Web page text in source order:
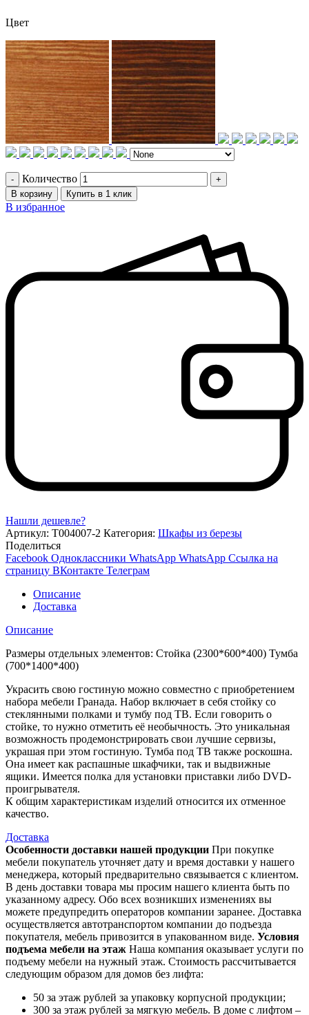
Цвет
Количество
В корзину Купить в 1 клик
В избранное
Нашли дешевле?
Артикул: Т004007-2 Категория: Шкафы из березы
Поделиться
Facebook Одноклассники WhatsApp WhatsApp Ссылка на
страницу ВКонтакте Телеграм
Описание
Доставка
Описание
Размеры отдельных элементов: Стойка (2300*600*400) Тумба
(700*1400*400)
Украсить свою гостиную можно совместно с приобретением
набора мебели Гранада. Набор включает в себя стойку со
стеклянными полками и тумбу под ТВ. Если говорить о
стойке, то нужно отметить её необычность. Это уникальная
возможность продемонстрировать свои лучшие сервизы,
украшая при этом гостиную. Тумба под ТВ также роскошна.
Она имеет как распашные шкафчики, так и выдвижные
ящики. Имеется полка для установки приставки либо DVD-
проигрывателя.
К общим характеристикам изделий относится их отменное
качество.
Доставка
Особенности доставки нашей продукции При покупке
мебели покупатель уточняет дату и время доставки у нашего
менеджера, который предварительно связывается с клиентом.
В день доставки товара мы просим нашего клиента быть по
указанному адресу. Обо всех возникших изменениях вы
можете предупредить операторов компании заранее. Доставка
осуществляется автотранспортом компании до подъезда
покупателя, мебель привозится в упакованном виде. Условия
подъема мебели на этаж Наша компания оказывает услуги по
подъему мебели на нужный этаж. Стоимость рассчитывается
следующим образом для домов без лифта:
50 за этаж рублей за упаковку корпусной продукции;
300 за этаж рублей за мягкую мебель. В доме с лифтом –